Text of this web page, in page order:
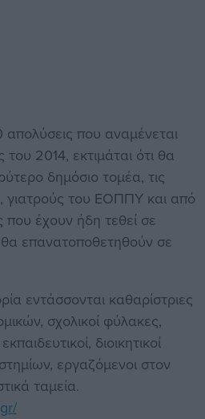
απολύσεις που αναμένεται
2014, εκτιμάται ότι θα
δημόσιο τομέα, τις
γιατρούς του ΕΟΠΠΥ και από
έχουν ήδη τεθεί σε
θα επανατοποθετηθούν σε
εντάσσονται καθαρίστριες
σχολικοί φύλακες,
διοικητικοί
εργαζόμενοι στον
ταμεία.